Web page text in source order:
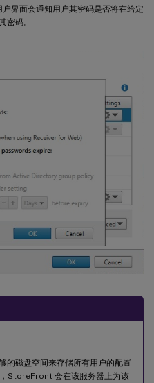
户界面会通知用户其密码是否将在给定
密码。
磁盘空间来存储所有用户的配置
StoreFront 会在该服务器上为该